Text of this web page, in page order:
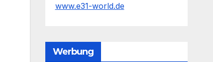
www.e31-world.de
Werbung